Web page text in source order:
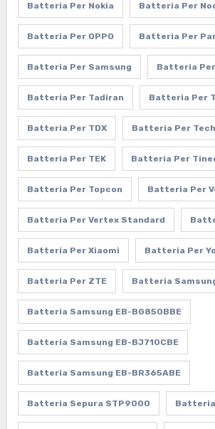
Batteria Per Nokia Batteria Per
Batteria Per OPPO Batteria Per
Batteria Per Samsung Batteria
Batteria Per Tadiran Batteria Per
Batteria Per TDX Batteria Per
Batteria Per TEK Batteria Per
Batteria Per Topcon Batteria Per
Batteria Per Vertex Standard
Batteria Per Xiaomi Batteria Per
Batteria Per ZTE Batteria
Batteria Samsung EB-BG850BBE
Batteria Samsung EB-BJ710CBE
Batteria Samsung EB-BR365ABE
Batteria Sepura STP9000